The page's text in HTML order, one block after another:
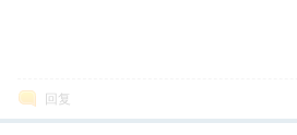
回复